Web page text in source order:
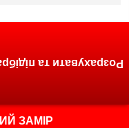
065-15E CP - Хром
ЗАМІР
та підібрати